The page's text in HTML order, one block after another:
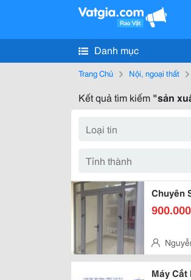
Danh mục
Trang Chủ Nội, ngoại thất
Kết quả tìm kiếm "sản
Chuyên
900.000
Đông
Máy Cắt